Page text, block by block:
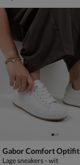
Gabor Comfort Optifit
Lage sneakers - wit